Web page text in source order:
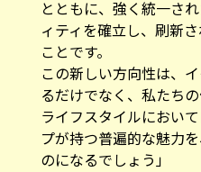
とともに、強く統一さ
ィティを確立し、刷新
ことです。
この新しい方向性は、
るだけでなく、私たち
ライフスタイルにおい
プが持つ普遍的な魅力
のになるでしょう」